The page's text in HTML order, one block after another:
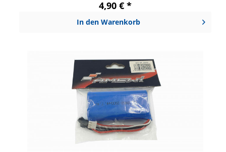
4,90 € *
In den Warenkorb